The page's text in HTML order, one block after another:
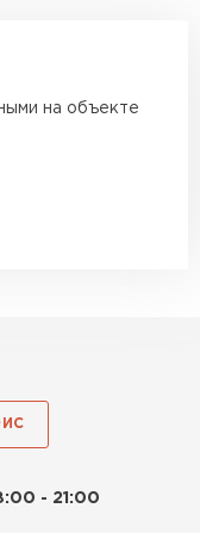
на объекте
- 21:00